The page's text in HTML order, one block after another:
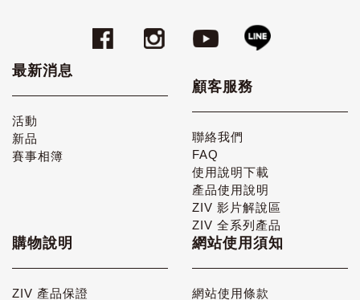
最新消息
活動
新品
賽事相簿
顧客服務
聯絡我們
FAQ
使用說明下載
產品使用說明
ZIV 影片解說區
ZIV 全系列產品
購物說明
ZIV 產品保證
網站使用須知
網站使用條款